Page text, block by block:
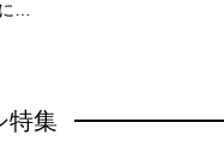
…
特集